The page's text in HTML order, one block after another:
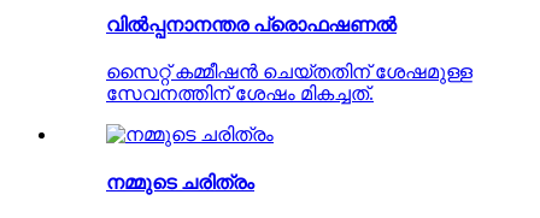
വിൽപ്പനാനന്തര പ്രൊഫഷണൽ
സൈറ്റ് കമ്മീഷൻ ചെയ്തതിന് ശേഷമുള്ള
സേവനത്തിന് ശേഷം മികച്ചത്.
നമ്മുടെ ചരിത്രം